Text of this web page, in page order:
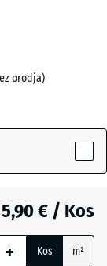
orodja)
5,90 € / Kos
+ Kos m²